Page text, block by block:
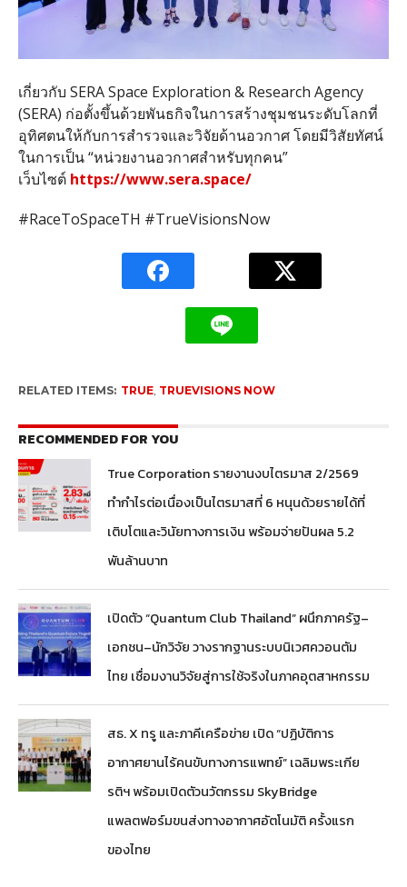
เกี่ยวกับ SERA Space Exploration & Research Agency
(SERA) ก่อตั้งขึ้นด้วยพันธกิจในการสร้างชุมชนระดับโลกที่
อุทิศตนให้กับการสำรวจและวิจัยด้านอวกาศ โดยมีวิสัยทัศน์
ในการเป็น “หน่วยงานอวกาศสำหรับทุกคน”
เว็บไซต์ https://www.sera.space/
#RaceToSpaceTH #TrueVisionsNow
RELATED ITEMS: TRUE, TRUEVISIONS NOW
RECOMMENDED FOR YOU
True Corporation รายงานงบไตรมาส 2/2569
ทำกำไรต่อเนื่องเป็นไตรมาสที่ 6 หนุนด้วยรายได้ที่
เติบโตและวินัยทางการเงิน พร้อมจ่ายปันผล 5.2
พันล้านบาท
เปิดตัว “Quantum Club Thailand” ผนึกภาครัฐ–
เอกชน–นักวิจัย วางรากฐานระบบนิเวศควอนตัม
ไทย เชื่อมงานวิจัยสู่การใช้จริงในภาคอุตสาหกรรม
สธ. X ทรู และภาคีเครือข่าย เปิด “ปฏิบัติการ
อากาศยานไร้คนขับทางการแพทย์” เฉลิมพระเกีย
รติฯ พร้อมเปิดตัวนวัตกรรม SkyBridge
แพลตฟอร์มขนส่งทางอากาศอัตโนมัติ ครั้งแรก
ของไทย